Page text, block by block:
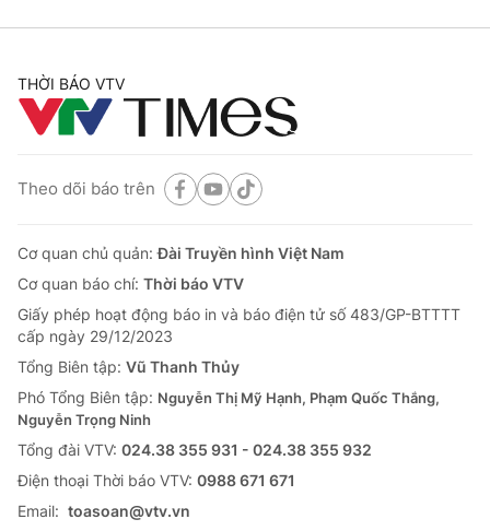
THỜI BÁO VTV
Theo dõi báo trên
Cơ quan chủ quản:Đài Truyền hình Việt Nam
Cơ quan báo chí: Thời báo VTV
Giấy phép hoạt động báo in và báo điện tử số 483/GP-BTTTT
cấp ngày 29/12/2023
Tổng Biên tập: Vũ Thanh Thủy
Phó Tổng Biên tập: Nguyễn Thị Mỹ Hạnh, Phạm Quốc Thắng,
Nguyễn Trọng Ninh
Tổng đài VTV: 024.38 355 931 - 024.38 355 932
Ðiện thoại Thời báo VTV: 0988 671 671
Email: toasoan@vtv.vn